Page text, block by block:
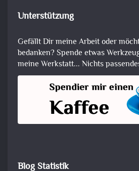
Unterstützung
Gefällt Dir meine Arbeit oder
bedanken? Spende etwas
meine Werkstatt... Nichts
Blog Statistik